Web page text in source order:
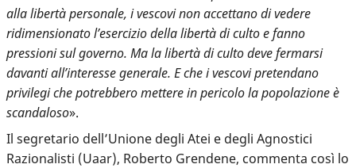
alla libertà personale, i vescovi non accettano di vedere
ridimensionato l’esercizio della libertà di culto e fanno
pressioni sul governo. Ma la libertà di culto deve fermarsi
davanti all’interesse generale. E che i vescovi pretendano
privilegi che potrebbero mettere in pericolo la popolazione è
scandaloso».
Il segretario dell’Unione degli Atei e degli Agnostici
Razionalisti (Uaar), Roberto Grendene, commenta così lo